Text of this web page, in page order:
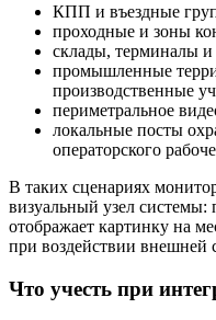
КПП и въездные
проходные и зоны
склады, терминалы
промышленные
производственные
периметральное
локальные посты
операторского
В таких сценариях
визуальный узел системы:
отображает картинку на
при воздействии внешней
Что учесть при